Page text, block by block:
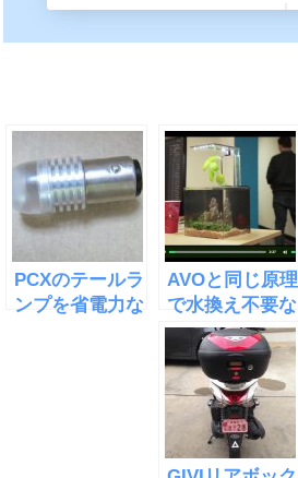
PCXのテールラ
ンプを省電力な
AVOと同じ原理
で水換え不要な
水槽
「EcoQube
C」